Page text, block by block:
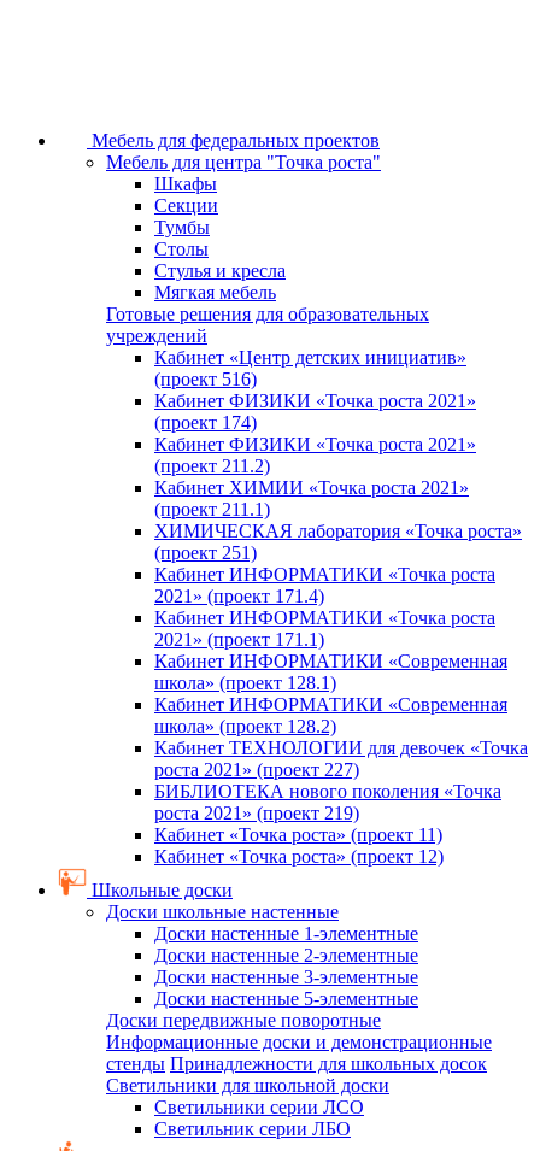
Мебель для федеральных проектов
Мебель для центра "Точка роста"
Шкафы
Секции
Тумбы
Столы
Стулья и кресла
Мягкая мебель
Готовые решения для образовательных
учреждений
Кабинет «Центр детских инициатив»
(проект 516)
Кабинет ФИЗИКИ «Точка роста 2021»
(проект 174)
Кабинет ФИЗИКИ «Точка роста 2021»
(проект 211.2)
Кабинет ХИМИИ «Точка роста 2021»
(проект 211.1)
ХИМИЧЕСКАЯ лаборатория «Точка роста»
(проект 251)
Кабинет ИНФОРМАТИКИ «Точка роста
2021» (проект 171.4)
Кабинет ИНФОРМАТИКИ «Точка роста
2021» (проект 171.1)
Кабинет ИНФОРМАТИКИ «Современная
школа» (проект 128.1)
Кабинет ИНФОРМАТИКИ «Современная
школа» (проект 128.2)
Кабинет ТЕХНОЛОГИИ для девочек «Точка
роста 2021» (проект 227)
БИБЛИОТЕКА нового поколения «Точка
роста 2021» (проект 219)
Кабинет «Точка роста» (проект 11)
Кабинет «Точка роста» (проект 12)
Школьные доски
Доски школьные настенные
Доски настенные 1-элементные
Доски настенные 2-элементные
Доски настенные 3-элементные
Доски настенные 5-элементные
Доски передвижные поворотные
Информационные доски и демонстрационные
стенды Принадлежности для школьных досок
Светильники для школьной доски
Светильники серии ЛСО
Светильник серии ЛБО